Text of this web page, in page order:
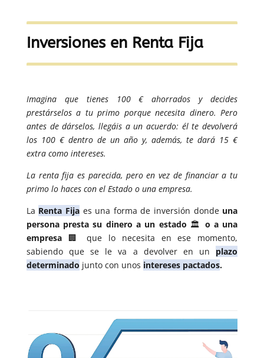
Inversiones en Renta Fija
Imagina que tienes 100 € ahorrados y decides
prestárselos a tu primo porque necesita dinero. Pero
antes de dárselos, llegáis a un acuerdo: él te devolverá
los 100 € dentro de un año y, además, te dará 15 €
extra como intereses.
La renta fija es parecida, pero en vez de financiar a tu
primo lo haces con el Estado o una empresa.
La Renta Fija es una forma de inversión donde una
persona presta su dinero a un estado 🏛️ o a una
empresa 🏢
que lo necesita en ese momento,
sabiendo que se le va a devolver en un plazo
determinado junto con unos intereses pactados.